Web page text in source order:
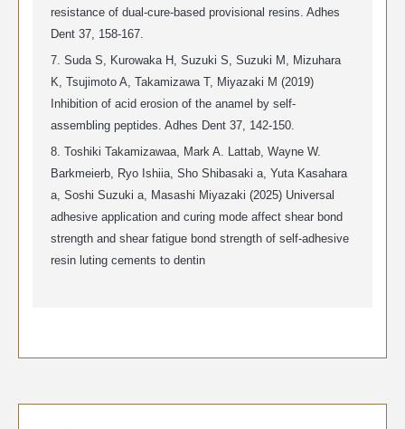
resistance of dual-cure-based provisional resins. Adhes
Dent 37, 158-167.
7. Suda S, Kurowaka H, Suzuki S, Suzuki M, Mizuhara
K, Tsujimoto A, Takamizawa T, Miyazaki M (2019)
Inhibition of acid erosion of the anamel by self-
assembling peptides. Adhes Dent 37, 142-150.
8. Toshiki Takamizawaa, Mark A. Lattab, Wayne W.
Barkmeierb, Ryo Ishiia, Sho Shibasaki a, Yuta Kasahara
a, Soshi Suzuki a, Masashi Miyazaki (2025) Universal
adhesive application and curing mode affect shear bond
strength and shear fatigue bond strength of self-adhesive
resin luting cements to dentin